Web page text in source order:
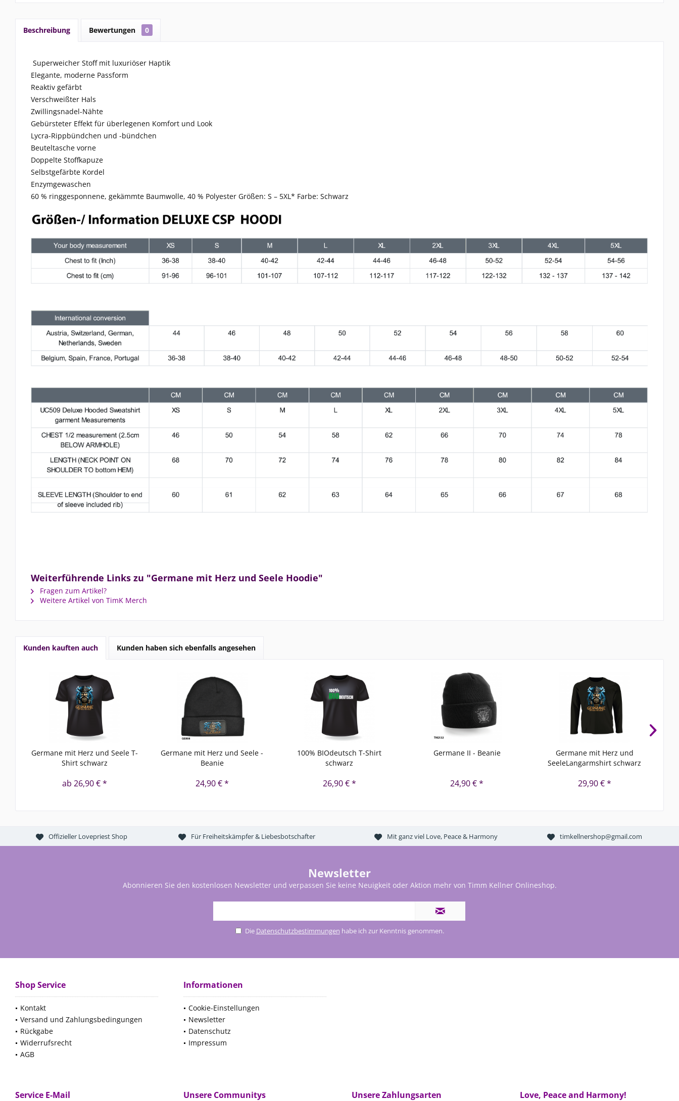
Beschreibung Bewertungen 0
Superweicher Stoff mit luxuriöser Haptik
Elegante, moderne Passform
Reaktiv gefärbt
Verschweißter Hals
Zwillingsnadel-Nähte
Gebürsteter Effekt für überlegenen Komfort und Look
Lycra-Rippbündchen und -bündchen
Beuteltasche vorne
Doppelte Stoffkapuze
Selbstgefärbte Kordel
Enzymgewaschen
60 % ringgesponnene, gekämmte Baumwolle, 40 % Polyester Größen: S – 5XL* Farbe: Schwarz
Weiterführende Links zu "Germane mit Herz und Seele Hoodie"
Fragen zum Artikel?
Weitere Artikel von TimK Merch
Kunden kauften auch Kunden haben sich ebenfalls angesehen
Germane mit Herz und Seele T-
Shirt schwarz
ab 26,90 € *
Germane mit Herz und Seele -
Beanie
24,90 € *
100% BIOdeutsch T-Shirt
schwarz
26,90 € *
Germane II - Beanie
24,90 € *
Germane mit Herz und
SeeleLangarmshirt schwarz
29,90 € *
Offizieller Lovepriest Shop Für Freiheitskämpfer & Liebesbotschafter Mit ganz viel Love, Peace & Harmony timkellnershop@gmail.com
Newsletter
Abonnieren Sie den kostenlosen Newsletter und verpassen Sie keine Neuigkeit oder Aktion mehr von Timm Kellner Onlineshop.
Die Datenschutzbestimmungen habe ich zur Kenntnis genommen.
Shop Service
Kontakt
Versand und Zahlungsbedingungen
Rückgabe
Widerrufsrecht
AGB
Informationen
Cookie-Einstellungen
Newsletter
Datenschutz
Impressum
Service E-Mail Unsere Communitys Unsere Zahlungsarten Love, Peace and Harmony!